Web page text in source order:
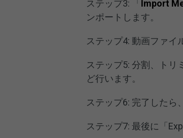
ステップ3: 「 Import
ンポートします。
ステップ4: 動画ファイ
ステップ5: 分割、トリ
ど行います。
ステップ6: 完了したら
ステップ7: 最後に「